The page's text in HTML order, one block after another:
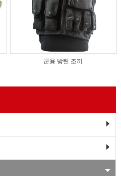
군용 방탄 조끼